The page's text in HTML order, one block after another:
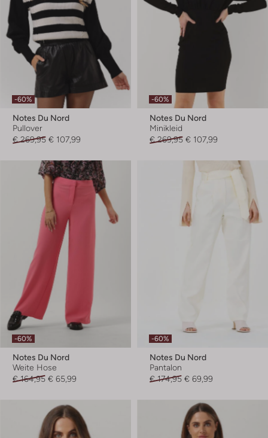
-60%
Notes Du Nord
Pullover
€ 269,95 € 107,99
-60%
Notes Du Nord
Minikleid
€ 269,95 € 107,99
-60%
Notes Du Nord
Weite Hose
€ 164,95 € 65,99
-60%
Notes Du Nord
Pantalon
€ 174,95 € 69,99